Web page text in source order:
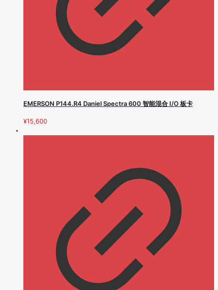
EMERSON P144.R4 Daniel Spectra 600 智能混合 I/O 板卡
¥15,600